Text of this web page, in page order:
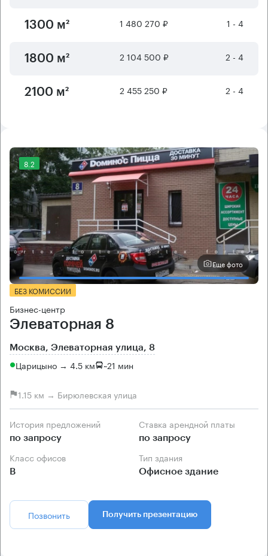
1300 м² 1 480 270 ₽ 1 - 4
1800 м² 2 104 500 ₽ 2 - 4
2100 м² 2 455 250 ₽ 2 - 4
8.2
Еще фото
БЕЗ КОМИССИИ
Бизнес-центр
Элеваторная 8
Москва, Элеваторная улица, 8
Царицыно → 4.5 км ~21 мин
1.15 км → Бирюлевская улица
История предложений
по запросу
Ставка арендной платы
по запросу
Класс офисов
B
Тип здания
Офисное здание
Позвонить Получить презентацию